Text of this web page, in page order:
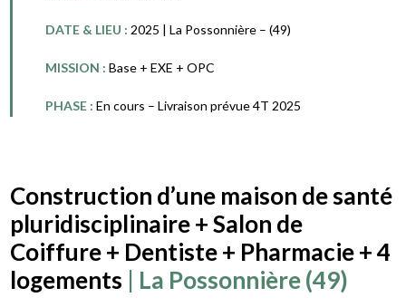
Construction d’une maison de santé
pluridisciplinaire + Salon de
Coiffure + Dentiste + Pharmacie + 4
logements | La Possonnière (49)
DATE & LIEU : 2025 | La Possonnière – (49)
MISSION : Base + EXE + OPC
PHASE : En cours – Livraison prévue 4T 2025